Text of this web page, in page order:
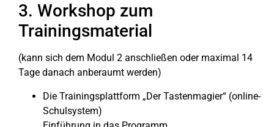
3. Workshop zum
Trainingsmaterial
(kann sich dem Modul 2 anschließen oder maximal 14
Tage danach anberaumt werden)
Die Trainingsplattform „Der Tastenmagier“ (online-
Schulsystem)